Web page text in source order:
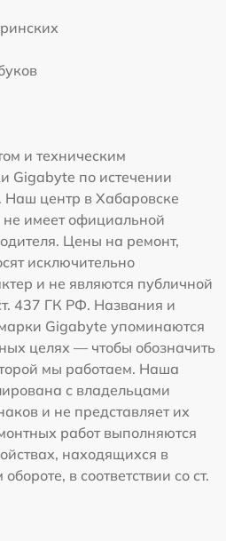
и техническим
Gigabyte по истечении
Наш центр в Хабаровске
не имеет официальной
Цены на ремонт,
исключительно
и не являются публичной
437 ГК РФ. Названия и
Gigabyte упоминаются
целях — чтобы обозначить
мы работаем. Наша
с владельцами
и не представляет их
работ выполняются
находящихся в
в соответствии со ст.